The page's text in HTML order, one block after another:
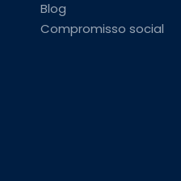
Blog
Compromisso social